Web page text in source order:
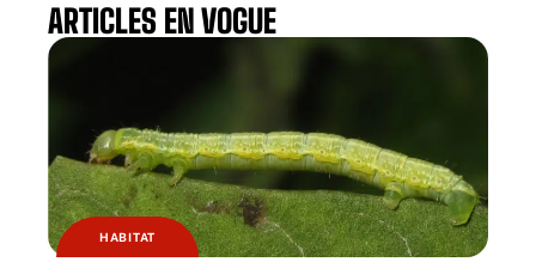
ARTICLES EN VOGUE
HABITAT